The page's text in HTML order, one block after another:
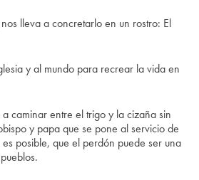
lleva a concretarlo en un rostro: El
y al mundo para recrear la vida en
caminar entre el trigo y la cizaña sin
y papa que se pone al servicio de
posible, que el perdón puede ser una